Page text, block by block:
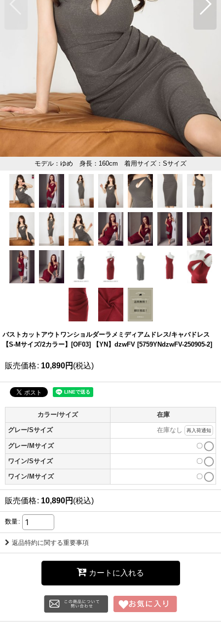
バストカットアウトワンショルダーラメミディアムドレス/キャバドレス
【S-Mサイズ/2カラー】[OF03] 【YN】dzwFV [5759YNdzwFV-250905-2]
販売価格: 10,890円 (税込)
カラー/サイズ 在庫
グレー/Sサイズ 在庫なし 再入荷通知
グレー/Mサイズ 〇
ワイン/Sサイズ 〇
ワイン/Mサイズ 〇
販売価格: 10,890円 (税込)
数量:
返品特約に関する重要事項
カートに入れる